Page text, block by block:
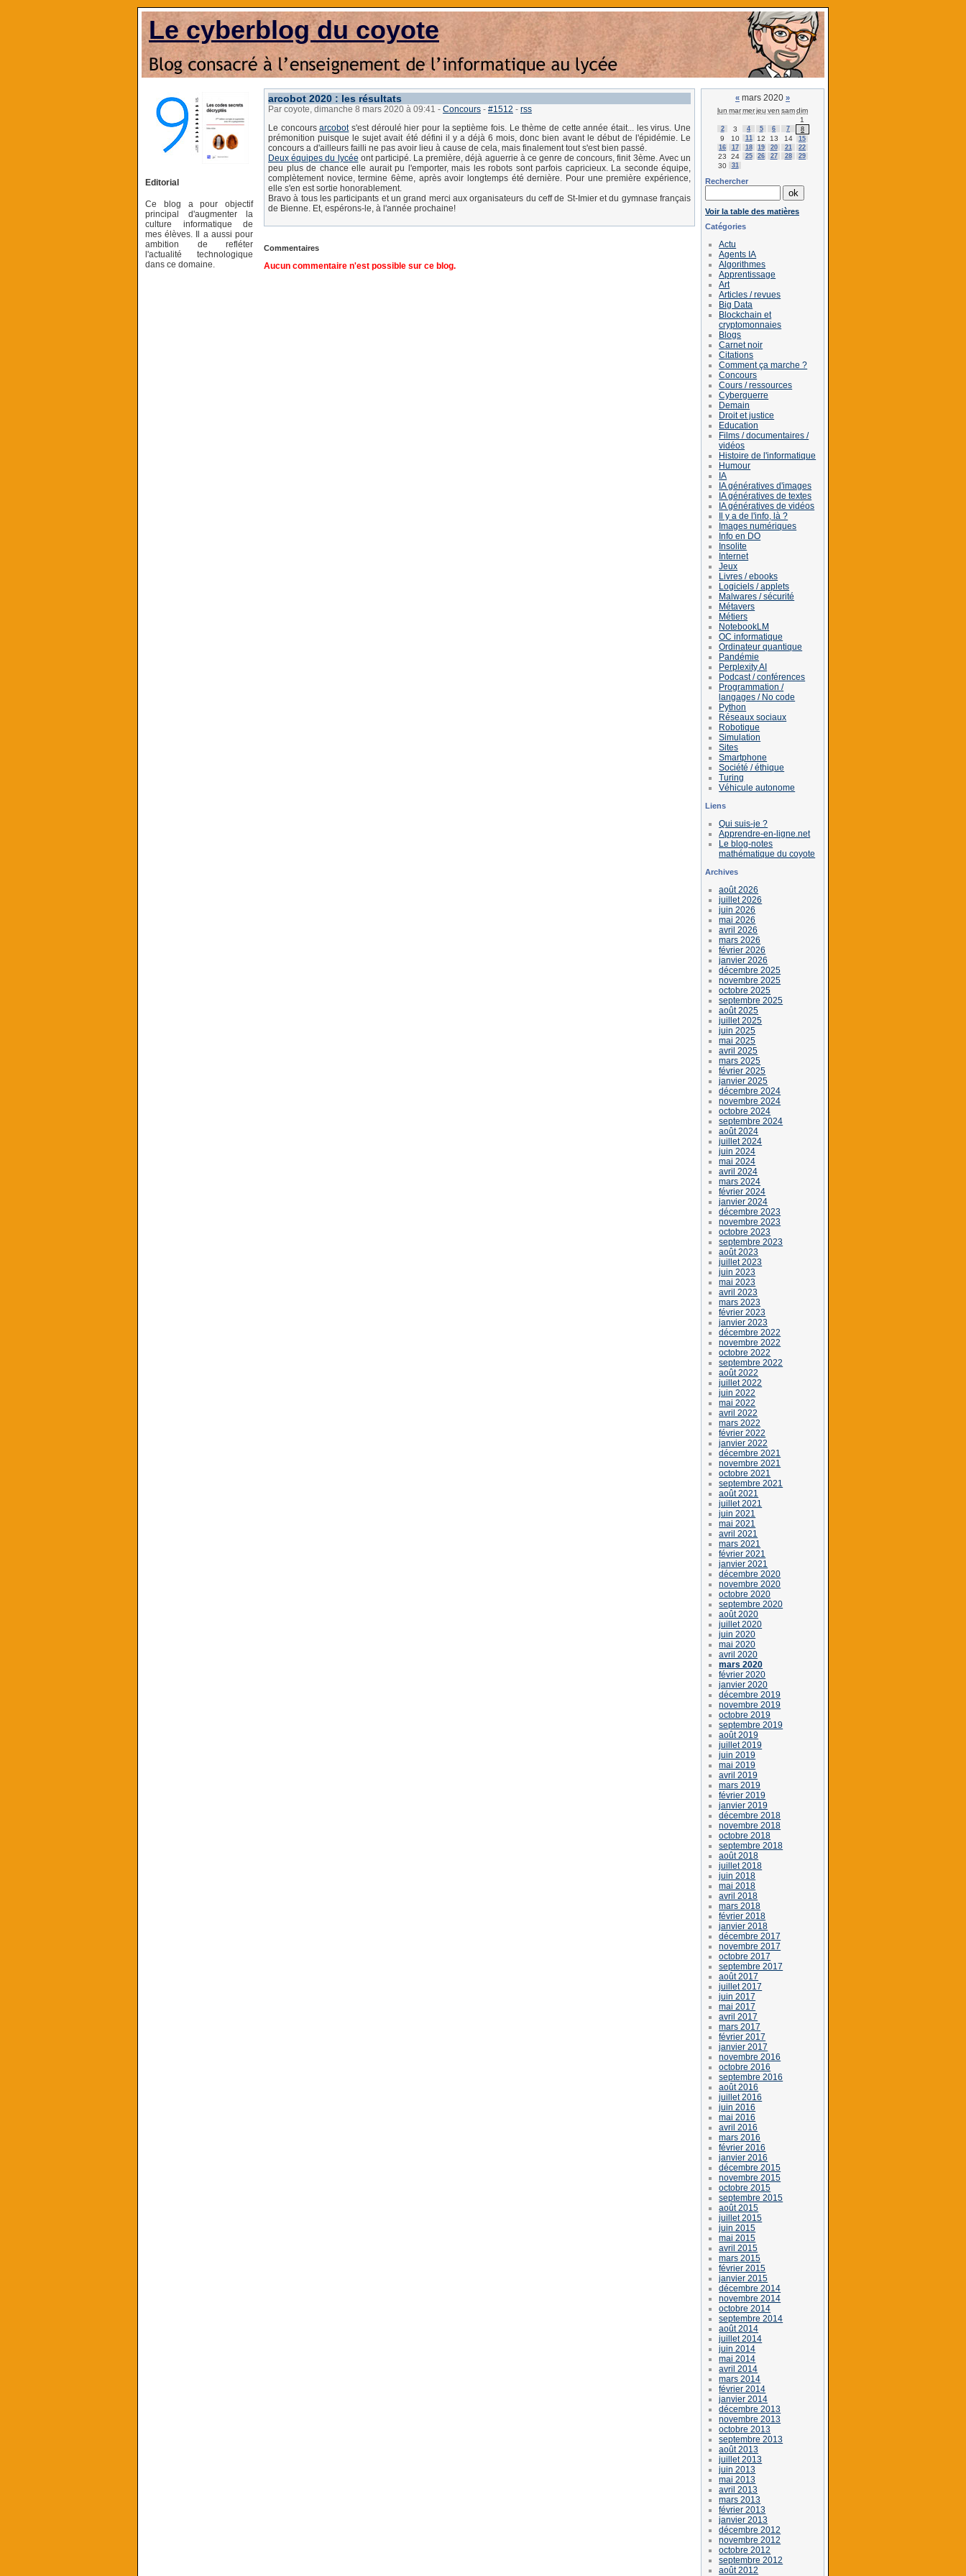
Le cyberblog du coyote
Editorial
Ce blog a pour objectif
principal d'augmenter la
culture informatique de
mes élèves. Il a aussi pour
ambition de refléter
l'actualité technologique
dans ce domaine.
arcobot 2020 : les résultats
Par coyote, dimanche 8 mars 2020 à 09:41 - Concours - #1512 - rss
Le concoursarcobots'est déroulé hier pour la septième fois. Le thème de cette année était... les virus. Une
prémonition puisque le sujet avait été défini il y a déjà 6 mois, donc bien avant le début de l'épidémie. Le
concours a d'ailleurs failli ne pas avoir lieu à cause de cela, mais finalement tout s'est bien passé.
Deux équipes du lycée ont participé. La première, déjà aguerrie à ce genre de concours, finit 3ème. Avec un
peu plus de chance elle aurait pu l'emporter, mais les robots sont parfois capricieux. La seconde équipe,
complètement novice, termine 6ème, après avoir longtemps été dernière. Pour une première expérience,
elle s'en est sortie honorablement.
Bravo à tous les participants et un grand merci aux organisateurs du ceff de St-Imier et du gymnase français
de Bienne. Et, espérons-le, à l'année prochaine!
Commentaires
Aucun commentaire n'est possible sur ce blog.
« mars 2020 »
lun marmerjeu ven samdim
1
2 3 4 5 6 7 8
9 10 11 12 13 14
15
16
17 18 19 20 21 22
23 24 25 26 27 28 29
30 31
Rechercher
Voir la table des matières
Catégories
Actu
Agents IA
Algorithmes
Apprentissage
Art
Articles / revues
Big Data
Blockchain et
cryptomonnaies
Blogs
Carnet noir
Citations
Comment ça marche ?
Concours
Cours / ressources
Cyberguerre
Demain
Droit et justice
Education
Films / documentaires /
vidéos
Histoire de l'informatique
Humour
IA
IA génératives d'images
IA génératives de textes
IA génératives de vidéos
Il y a de l'info, là ?
Images numériques
Info en DO
Insolite
Internet
Jeux
Livres / ebooks
Logiciels / applets
Malwares / sécurité
Métavers
Métiers
NotebookLM
OC informatique
Ordinateur quantique
Pandémie
Perplexity AI
Podcast / conférences
Programmation /
langages / No code
Python
Réseaux sociaux
Robotique
Simulation
Sites
Smartphone
Société / éthique
Turing
Véhicule autonome
Liens
Qui suis-je ?
Apprendre-en-ligne.net
Le blog-notes
mathématique du coyote
Archives
août 2026
juillet 2026
juin 2026
mai 2026
avril 2026
mars 2026
février 2026
janvier 2026
décembre 2025
novembre 2025
octobre 2025
septembre 2025
août 2025
juillet 2025
juin 2025
mai 2025
avril 2025
mars 2025
février 2025
janvier 2025
décembre 2024
novembre 2024
octobre 2024
septembre 2024
août 2024
juillet 2024
juin 2024
mai 2024
avril 2024
mars 2024
février 2024
janvier 2024
décembre 2023
novembre 2023
octobre 2023
septembre 2023
août 2023
juillet 2023
juin 2023
mai 2023
avril 2023
mars 2023
février 2023
janvier 2023
décembre 2022
novembre 2022
octobre 2022
septembre 2022
août 2022
juillet 2022
juin 2022
mai 2022
avril 2022
mars 2022
février 2022
janvier 2022
décembre 2021
novembre 2021
octobre 2021
septembre 2021
août 2021
juillet 2021
juin 2021
mai 2021
avril 2021
mars 2021
février 2021
janvier 2021
décembre 2020
novembre 2020
octobre 2020
septembre 2020
août 2020
juillet 2020
juin 2020
mai 2020
avril 2020
mars 2020
février 2020
janvier 2020
décembre 2019
novembre 2019
octobre 2019
septembre 2019
août 2019
juillet 2019
juin 2019
mai 2019
avril 2019
mars 2019
février 2019
janvier 2019
décembre 2018
novembre 2018
octobre 2018
septembre 2018
août 2018
juillet 2018
juin 2018
mai 2018
avril 2018
mars 2018
février 2018
janvier 2018
décembre 2017
novembre 2017
octobre 2017
septembre 2017
août 2017
juillet 2017
juin 2017
mai 2017
avril 2017
mars 2017
février 2017
janvier 2017
novembre 2016
octobre 2016
septembre 2016
août 2016
juillet 2016
juin 2016
mai 2016
avril 2016
mars 2016
février 2016
janvier 2016
décembre 2015
novembre 2015
octobre 2015
septembre 2015
août 2015
juillet 2015
juin 2015
mai 2015
avril 2015
mars 2015
février 2015
janvier 2015
décembre 2014
novembre 2014
octobre 2014
septembre 2014
août 2014
juillet 2014
juin 2014
mai 2014
avril 2014
mars 2014
février 2014
janvier 2014
décembre 2013
novembre 2013
octobre 2013
septembre 2013
août 2013
juillet 2013
juin 2013
mai 2013
avril 2013
mars 2013
février 2013
janvier 2013
décembre 2012
novembre 2012
octobre 2012
septembre 2012
août 2012